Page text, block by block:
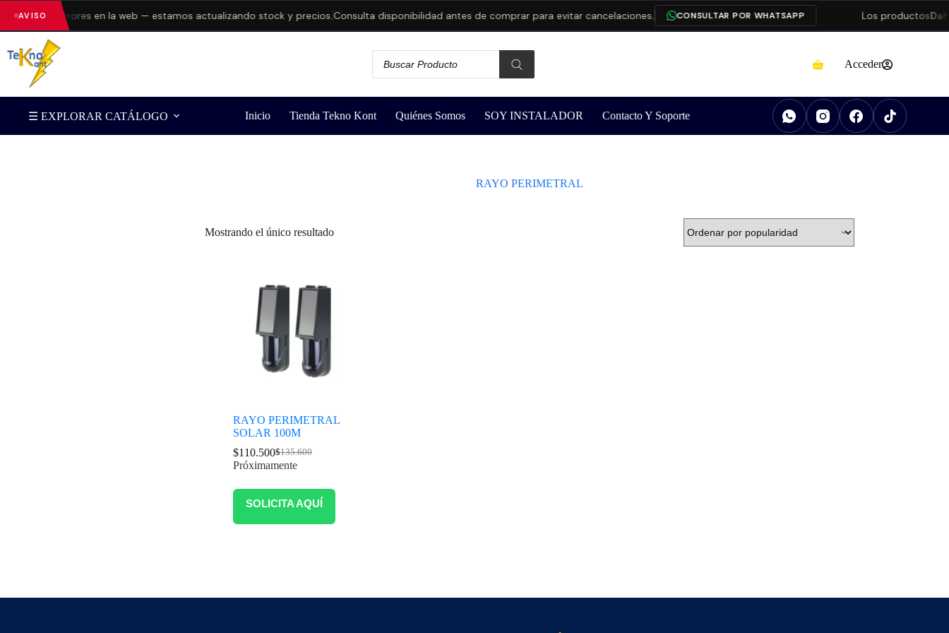
AVISO errores en la web — estamos actualizando stock y precios.Consulta disponibilidad antes de comprar para evitar cancelaciones. CONSULTAR POR WHATSAPP Los productos
Acceder
☰ EXPLORAR CATÁLOGO Inicio Tienda Tekno Kont Quiénes Somos SOY INSTALADOR Contacto Y Soporte
RAYO PERIMETRAL
Mostrando el único resultado
RAYO PERIMETRAL
SOLAR 100M
$135.600
$110.500
Próximamente
SOLICITA AQUÍ